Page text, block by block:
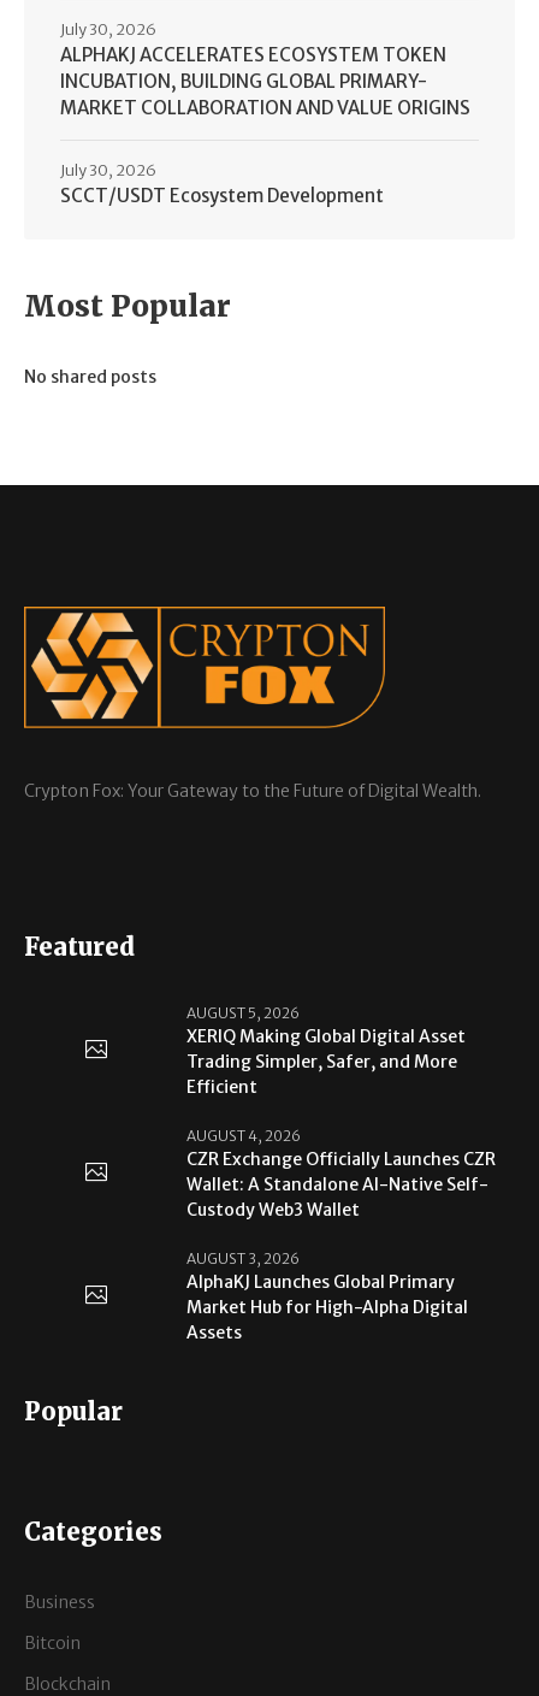
ALPHAKJ ACCELERATES ECOSYSTEM TOKEN
INCUBATION, BUILDING GLOBAL PRIMARY-
MARKET COLLABORATION AND VALUE ORIGINS
July 30, 2026
SCCT/USDT Ecosystem Development
July 30, 2026
Most Popular
No shared posts
Crypton Fox: Your Gateway to the Future of Digital Wealth.
Featured
AUGUST 5, 2026
XERIQ Making Global Digital Asset
Trading Simpler, Safer, and More
Efficient
AUGUST 4, 2026
CZR Exchange Officially Launches CZR
Wallet: A Standalone AI-Native Self-
Custody Web3 Wallet
AUGUST 3, 2026
AlphaKJ Launches Global Primary
Market Hub for High-Alpha Digital
Assets
Popular
Categories
Business
Bitcoin
Blockchain